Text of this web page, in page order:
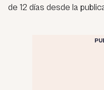
de 12 días desde la